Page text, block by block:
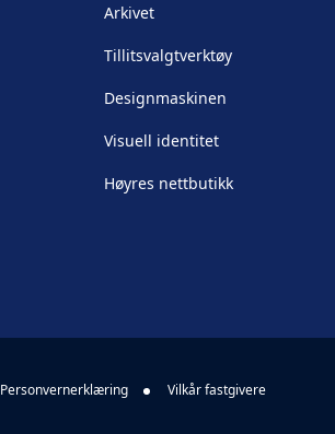
Arkivet
Tillitsvalgtverktøy
Designmaskinen
Visuell identitet
Høyres nettbutikk
Personvernerklæring Vilkår fastgivere